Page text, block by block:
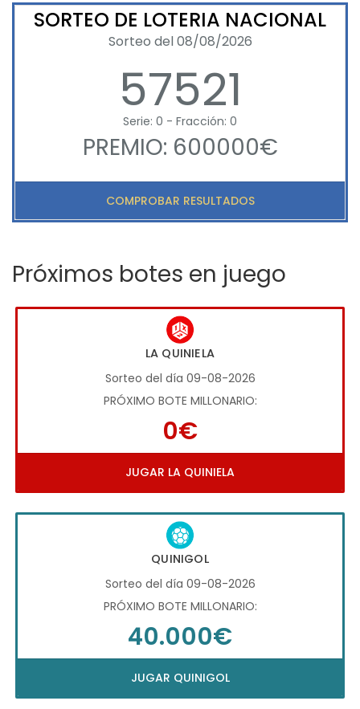
SORTEO DE LOTERIA NACIONAL
Sorteo del 08/08/2026
57521
Serie: 0 - Fracción: 0
PREMIO: 600000€
COMPROBAR RESULTADOS
Próximos botes en juego
LA QUINIELA
Sorteo del día 09-08-2026
PRÓXIMO BOTE MILLONARIO:
0€
JUGAR LA QUINIELA
QUINIGOL
Sorteo del día 09-08-2026
PRÓXIMO BOTE MILLONARIO:
40.000€
JUGAR QUINIGOL